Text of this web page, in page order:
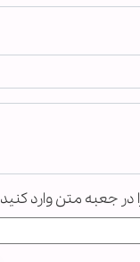
در جعبه متن وارد کنید